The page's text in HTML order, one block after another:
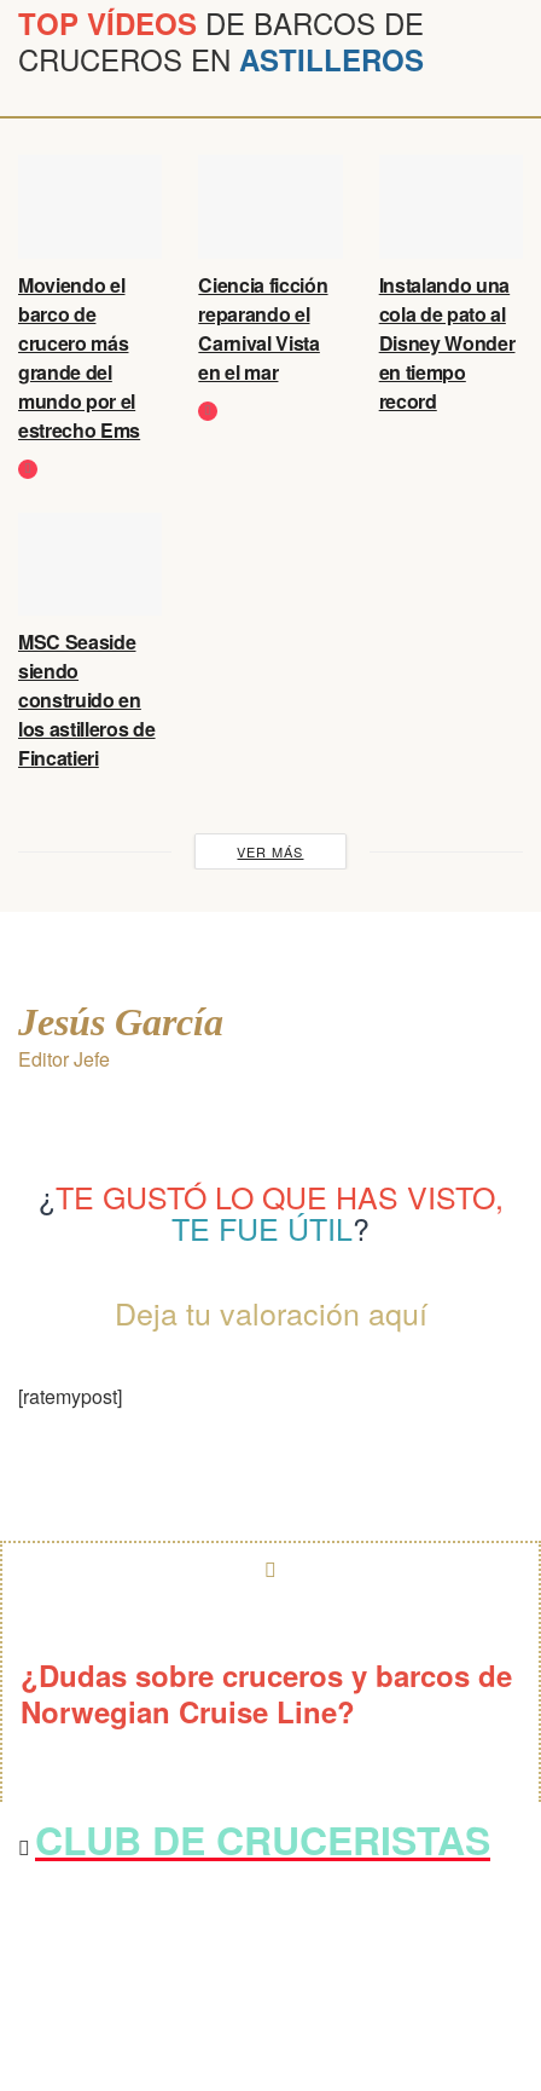
TOP VÍDEOS DE BARCOS DE
CRUCEROS EN ASTILLEROS
Moviendo el
barco de
crucero más
grande del
mundo por el
estrecho Ems
Ciencia ficción
reparando el
Carnival Vista
en el mar
Instalando una
cola de pato al
Disney Wonder
en tiempo
record
MSC Seaside
siendo
construido en
los astilleros de
Fincatieri
VER MÁS
Jesús García
Editor Jefe
¿TE GUSTÓ LO QUE HAS VISTO,
TE FUE ÚTIL?
Deja tu valoración aquí
[ratemypost]
¿Dudas sobre cruceros y barcos de
Norwegian Cruise Line?
CLUB DE CRUCERISTAS